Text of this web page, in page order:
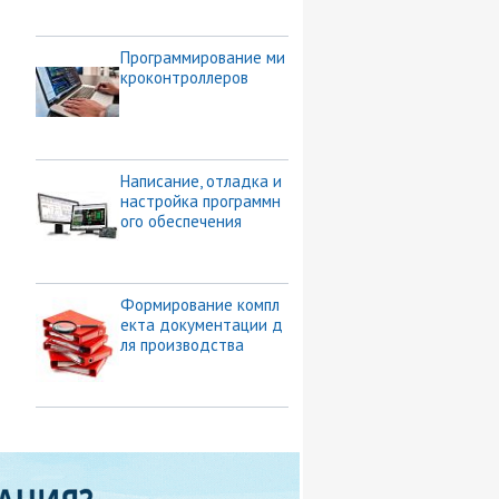
Программирование ми
кроконтроллеров
Написание, отладка и
настройка программн
ого обеспечения
Формирование компл
екта документации д
ля производства